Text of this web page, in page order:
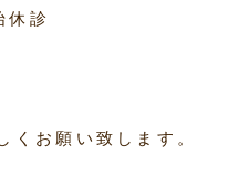
休診
くお願い致します。